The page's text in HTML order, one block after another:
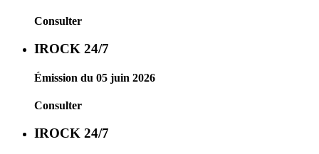
Consulter
IROCK 24/7
Émission du 05 juin 2026
Consulter
IROCK 24/7